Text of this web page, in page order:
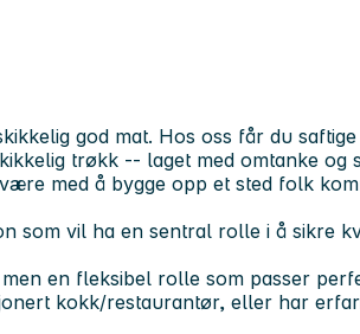
god mat. Hos oss får du saftige
trøkk -- laget med omtanke og
med å bygge opp et sted folk
som vil ha en sentral rolle i å sikre
en fleksibel rolle som passer
kokk/restaurantør, eller har